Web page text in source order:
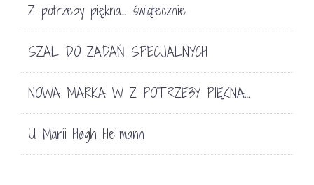
Z potrzeby piękna… świątecznie
SZAL DO ZADAŃ SPECJALNYCH
NOWA MARKA W Z POTRZEBY PIĘKNA…
U Marii Høgh Heilmann